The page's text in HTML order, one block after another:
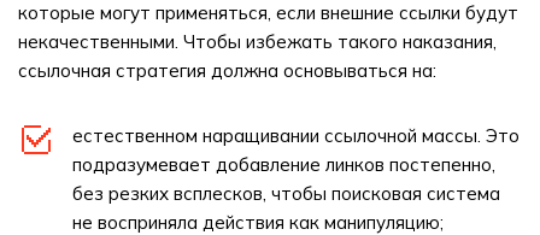
которые могут применяться, если внешние ссылки будут
некачественными. Чтобы избежать такого наказания,
ссылочная стратегия должна основываться на:
естественном наращивании ссылочной массы. Это
подразумевает добавление линков постепенно,
без резких всплесков, чтобы поисковая система
не восприняла действия как манипуляцию;